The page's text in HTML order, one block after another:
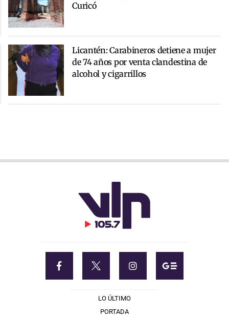
Curicó
Licantén: Carabineros detiene a mujer
de 74 años por venta clandestina de
alcohol y cigarrillos
LO ÚLTIMO
PORTADA